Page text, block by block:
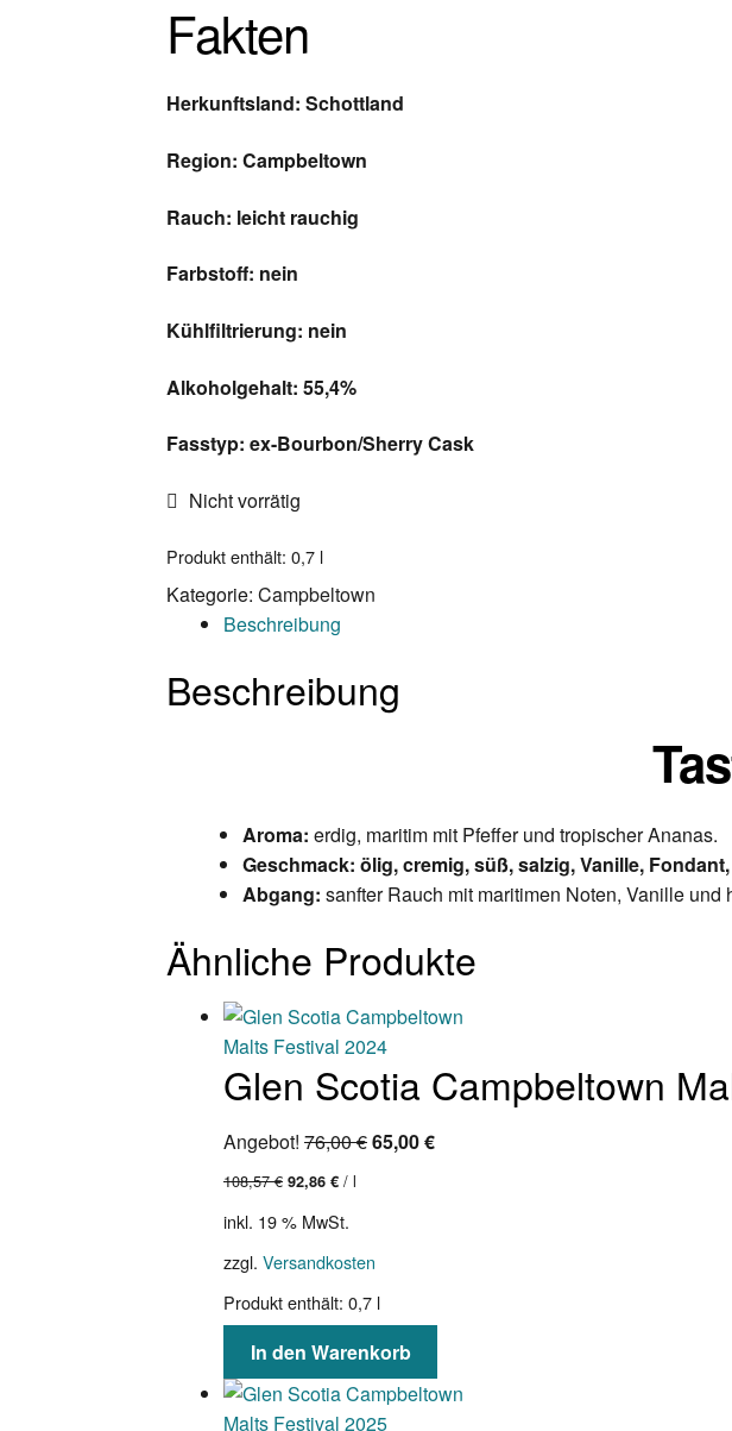
Fakten
Herkunftsland: Schottland
Region: Campbeltown
Rauch: leicht rauchig
Farbstoff: nein
Kühlfiltrierung: nein
Alkoholgehalt: 55,4%
Fasstyp: ex-Bourbon/Sherry Cask
Nicht vorrätig
Produkt enthält: 0,7 l
Kategorie:Campbeltown
Beschreibung
Beschreibung
Aroma: erdig, maritim mit Pfeffer und tropischer Ananas.
Geschmack: ölig, cremig, süß, salzig, Vanille,
Abgang: sanfter Rauch mit maritimen Noten, Vanille und
Ähnliche Produkte
Glen Scotia Campbeltown
Angebot! 76,00€Ursprünglicher
65,00€Aktueller
108,57€ 92,86€ /l
inkl. 19 % MwSt.
zzgl.Versandkosten
Produkt enthält: 0,7 l
In den Warenkorb